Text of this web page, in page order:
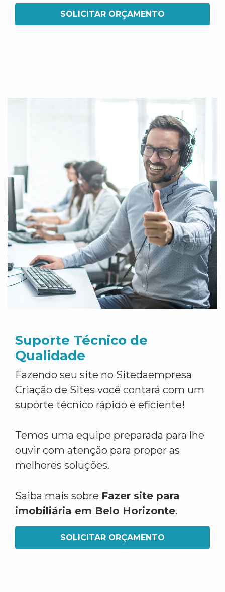
SOLICITAR ORÇAMENTO
Suporte Técnico de
Qualidade
Fazendo seu site no Sitedaempresa
Criação de Sites você contará com um
suporte técnico rápido e eficiente!
Temos uma equipe preparada para lhe
ouvir com atenção para propor as
melhores soluções.
Saiba mais sobre Fazer site para
imobiliária em Belo Horizonte.
SOLICITAR ORÇAMENTO